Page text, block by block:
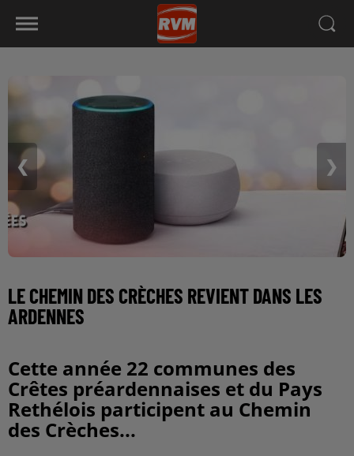
❮ ❯
LE CHEMIN DES CRÈCHES REVIENT DANS LES
ARDENNES
Cette année 22 communes des
Crêtes préardennaises et du Pays
Rethélois participent au Chemin
des Crèches...